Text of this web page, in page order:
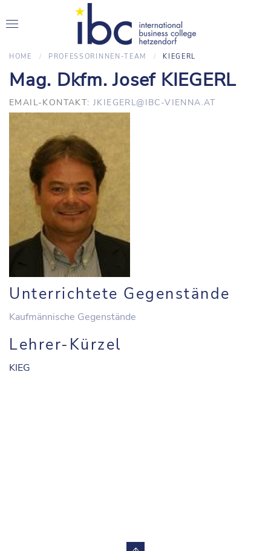
HOME PROFESSORINNEN-TEAM KIEGERL
Mag. Dkfm. Josef KIEGERL
EMAIL-KONTAKT: JKIEGERL@IBC-VIENNA.AT
Unterrichtete Gegenstände
Kaufmännische Gegenstände
Lehrer-Kürzel
KIEG